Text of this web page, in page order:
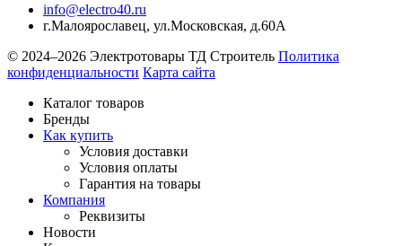
info@electro40.ru
г.Малоярославец, ул.Московская, д.60А
© 2024–2026 Электротовары ТД Строитель Политика
конфиденциальности Карта сайта
Каталог товаров
Бренды
Как купить
Условия доставки
Условия оплаты
Гарантия на товары
Компания
Реквизиты
Новости